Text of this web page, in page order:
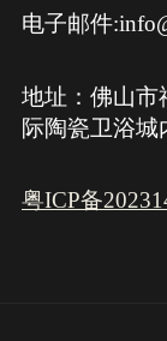
电子邮件
地址：佛山市
际陶瓷卫浴城
粤ICP备